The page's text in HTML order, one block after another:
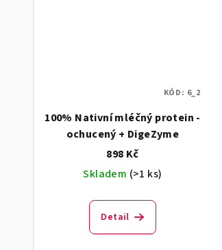
100% Nativní mléčný protein -
ochucený + DigeZyme
898 Kč
Skladem (>1 ks)
Detail
KÓD: 6_2